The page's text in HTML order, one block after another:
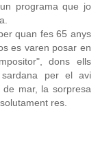
programa que jo
quan fes 65 anys
es varen posar en
dons ells
per el avi
mar, la sorpresa
res.